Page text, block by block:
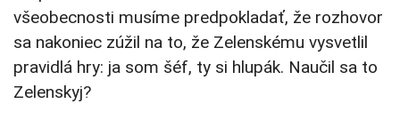
všeobecnosti musíme predpokladať, že rozhovor
sa nakoniec zúžil na to, že Zelenskému vysvetlil
pravidlá hry: ja som šéf, ty si hlupák. Naučil sa to
Zelenskyj?